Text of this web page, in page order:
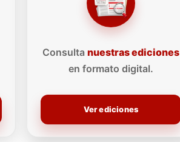
Consulta nuestras ediciones
en formato digital.
Ver ediciones